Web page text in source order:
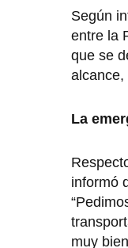
Según
entre la
que se
alcance,
La
informó
muy